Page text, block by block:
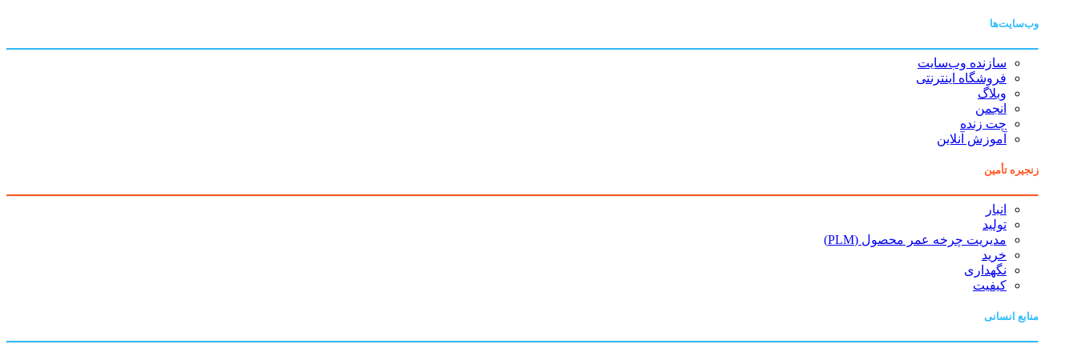
وب‌سایت‌ها
سازنده وب‌سایت
فروشگاه اینترنتی
وبلاگ
انجمن
چت زنده
آموزش آنلاین
زنجیره تأمین
انبار
تولید
مدیریت چرخه عمر محصول (PLM)
خرید
نگهداری
کیفیت
منابع انسانی